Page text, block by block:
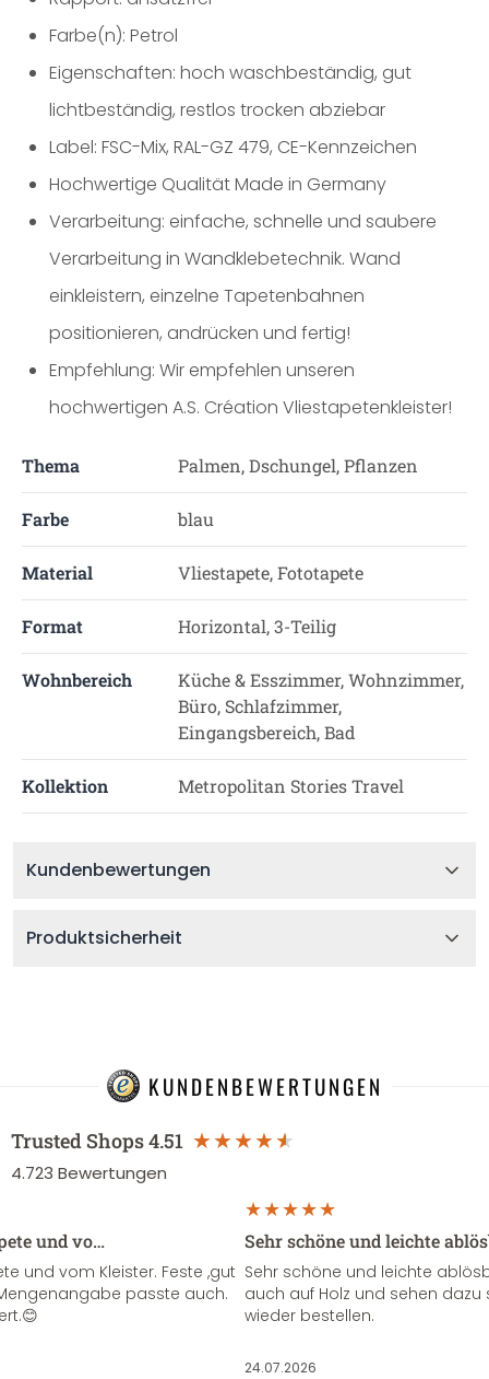
Farbe(n): Petrol
Eigenschaften: hoch waschbeständig, gut
lichtbeständig, restlos trocken abziebar
Label: FSC-Mix, RAL-GZ 479, CE-Kennzeichen
Hochwertige Qualität Made in Germany
Verarbeitung: einfache, schnelle und saubere
Verarbeitung in Wandklebetechnik. Wand
einkleistern, einzelne Tapetenbahnen
positionieren, andrücken und fertig!
Empfehlung: Wir empfehlen unseren
hochwertigen A.S. Création Vliestapetenkleister!
Thema Palmen, Dschungel, Pflanzen
Farbe blau
Material Vliestapete, Fototapete
Format Horizontal, 3-Teilig
Wohnbereich
Küche & Esszimmer, Wohnzimmer,
Büro, Schlafzimmer,
Eingangsbereich, Bad
Kollektion Metropolitan Stories Travel
Kundenbewertungen
Produktsicherheit
KUNDENBEWERTUNGEN
Trusted Shops4.51
4.723 Bewertungen
und vo…
und vom Kleister. Feste ,gut
passte auch.
Sehr schöne und leichte
Sehr schöne und leichte
auch auf Holz und sehen
wieder bestellen.
24.07.2026